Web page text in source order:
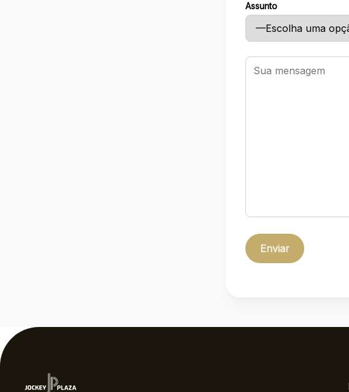
Assunto
Please leave this field